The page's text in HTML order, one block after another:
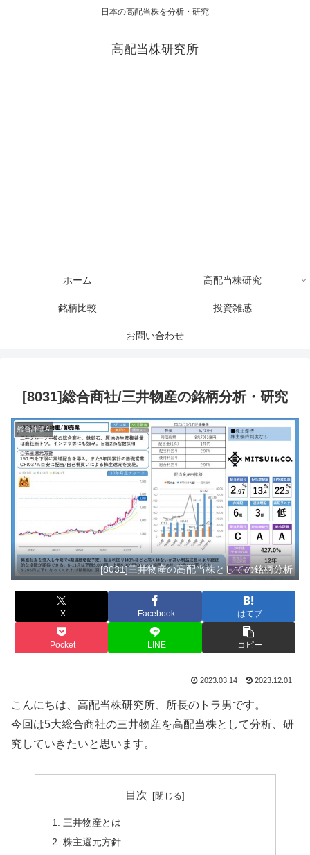
日本の高配当株を分析・研究
高配当株研究所
ホーム 高配当株研究
銘柄比較 投資雑感
お問い合わせ
[8031]総合商社/三井物産の銘柄分析・研究
総合評価A
[8031]三井物産の高配当株としての銘柄分析
X Facebook はてブ
Pocket LINE コピー
2023.03.14 2023.12.01
こんにちは、高配当株研究所、所長のトラ男です。
今回は5大総合商社の三井物産を高配当株として分析、研
究していきたいと思います。
目次
三井物産とは
株主還元方針